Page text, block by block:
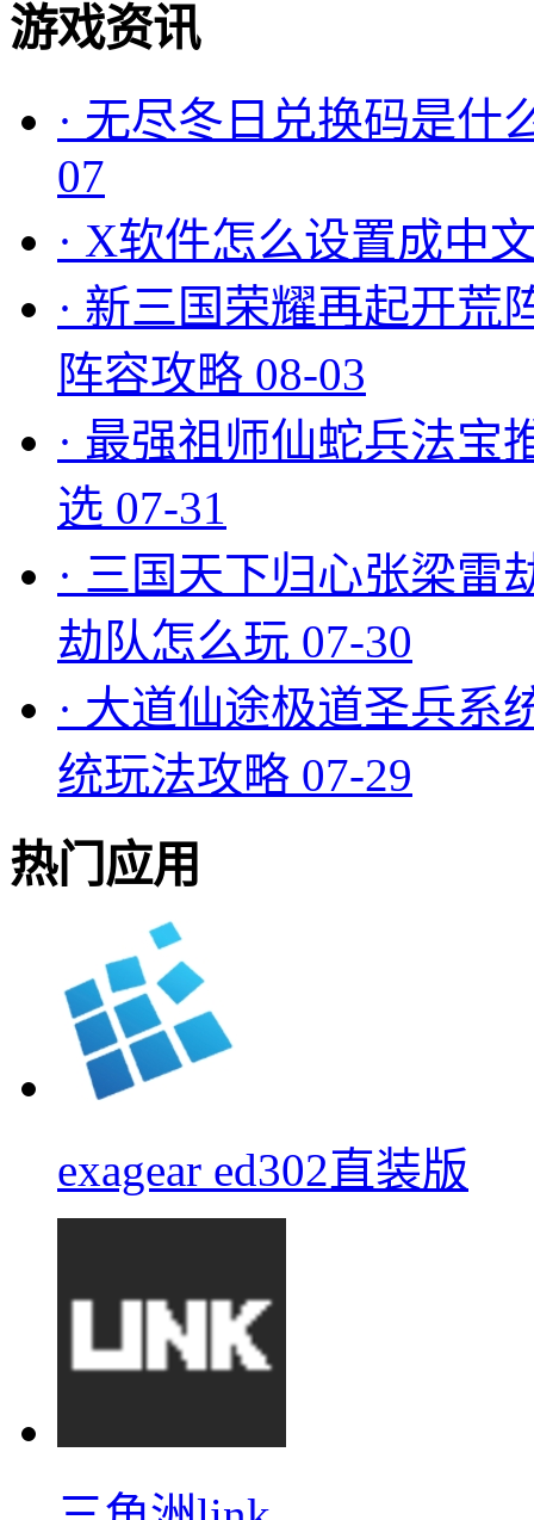
游戏资讯
· 无尽冬日兑换码是什
07
· X软件怎么设置成中
· 新三国荣耀再起开荒
阵容攻略 08-03
· 最强祖师仙蛇兵法宝
选 07-31
· 三国天下归心张梁雷
劫队怎么玩 07-30
· 大道仙途极道圣兵系
统玩法攻略 07-29
热门应用
exagear ed302直装版